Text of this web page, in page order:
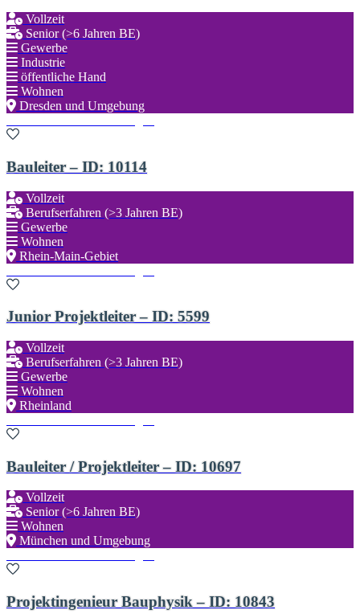
Vollzeit
Senior (>6 Jahren BE)
Gewerbe
Industrie
öffentliche Hand
Wohnen
Dresden und Umgebung
Bauleiter – ID: 10114
Vollzeit
Berufserfahren (>3 Jahren BE)
Gewerbe
Wohnen
Rhein-Main-Gebiet
Junior Projektleiter – ID: 5599
Vollzeit
Berufserfahren (>3 Jahren BE)
Gewerbe
Wohnen
Rheinland
Bauleiter / Projektleiter – ID: 10697
Vollzeit
Senior (>6 Jahren BE)
Wohnen
München und Umgebung
Projektingenieur Bauphysik – ID: 10843